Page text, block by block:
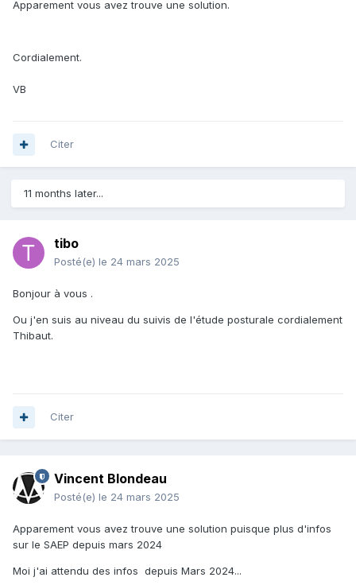
Apparement vous avez trouve une solution.
Cordialement.
VB
Citer
11 months later...
tibo
Posté(e) le 24 mars 2025
Bonjour à vous .
Ou j'en suis au niveau du suivis de l'étude posturale cordialement
Thibaut.
Citer
Vincent Blondeau
Posté(e) le 24 mars 2025
Apparement vous avez trouve une solution puisque plus d'infos
sur le SAEP depuis mars 2024
Moi j'ai attendu des infos depuis Mars 2024...